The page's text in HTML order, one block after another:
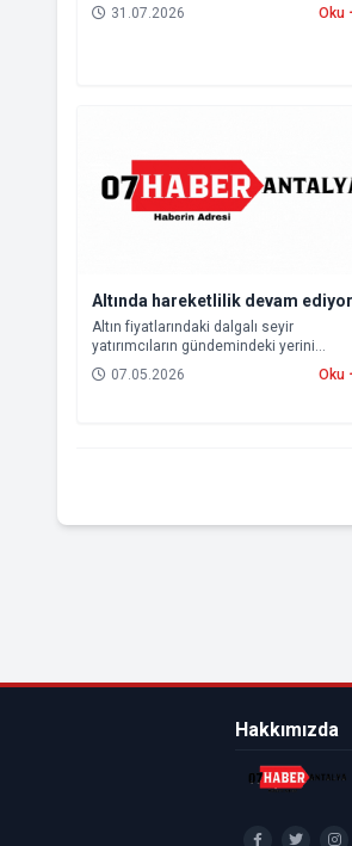
31.07.2026 Oku
Altında hareketlilik devam ediyor
Altın fiyatlarındaki dalgalı seyir
yatırımcıların gündemindeki yerini
koruyor. Güvenli liman olarak görülen
altına ilgi devam ederken, küresel
07.05.2026 Oku
Hakkımızda